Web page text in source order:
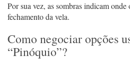
Por sua vez, as sombras indicam onde
fechamento da vela.
Como negociar opções
“Pinóquio”?